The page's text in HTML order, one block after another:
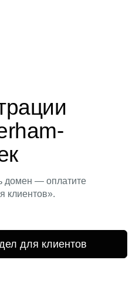
домен — оплатите
клиентов».
для клиентов